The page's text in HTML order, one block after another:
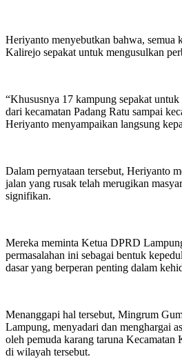
Heriyanto menyebutkan bahwa, semua
Kalirejo sepakat untuk mengusulkan
“Khususnya 17 kampung sepakat
dari kecamatan Padang Ratu sampai
Heriyanto menyampaikan langsung
Dalam pernyataan tersebut, Heriyanto
jalan yang rusak telah merugikan
signifikan.
Mereka meminta Ketua DPRD
permasalahan ini sebagai bentuk
dasar yang berperan penting dalam
Menanggapi hal tersebut, Mingrum
Lampung, menyadari dan menghargai
oleh pemuda karang taruna
di wilayah tersebut.